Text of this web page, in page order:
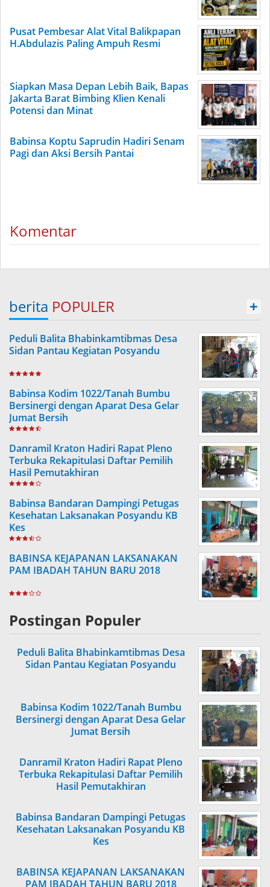
Pusat Pembesar Alat Vital Balikpapan
H.Abdulazis Paling Ampuh Resmi
Siapkan Masa Depan Lebih Baik, Bapas
Jakarta Barat Bimbing Klien Kenali
Potensi dan Minat
Babinsa Koptu Saprudin Hadiri Senam
Pagi dan Aksi Bersih Pantai
Komentar
berita POPULER +
Peduli Balita Bhabinkamtibmas Desa
Sidan Pantau Kegiatan Posyandu
Babinsa Kodim 1022/Tanah Bumbu
Bersinergi dengan Aparat Desa Gelar
Jumat Bersih
Danramil Kraton Hadiri Rapat Pleno
Terbuka Rekapitulasi Daftar Pemilih
Hasil Pemutakhiran
Babinsa Bandaran Dampingi Petugas
Kesehatan Laksanakan Posyandu KB
Kes
BABINSA KEJAPANAN LAKSANAKAN
PAM IBADAH TAHUN BARU 2018
Postingan Populer
Peduli Balita Bhabinkamtibmas Desa
Sidan Pantau Kegiatan Posyandu
Babinsa Kodim 1022/Tanah Bumbu
Bersinergi dengan Aparat Desa Gelar
Jumat Bersih
Danramil Kraton Hadiri Rapat Pleno
Terbuka Rekapitulasi Daftar Pemilih
Hasil Pemutakhiran
Babinsa Bandaran Dampingi Petugas
Kesehatan Laksanakan Posyandu KB
Kes
BABINSA KEJAPANAN LAKSANAKAN
PAM IBADAH TAHUN BARU 2018